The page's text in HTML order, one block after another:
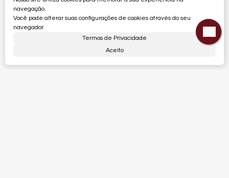
navegação.
Você pode alterar suas configurações de cookies através do seu
navegador.
Termos de Privacidade
Aceito
R$ 2.580.000
Valor de Venda
Dúvidas? Nós ligamos!